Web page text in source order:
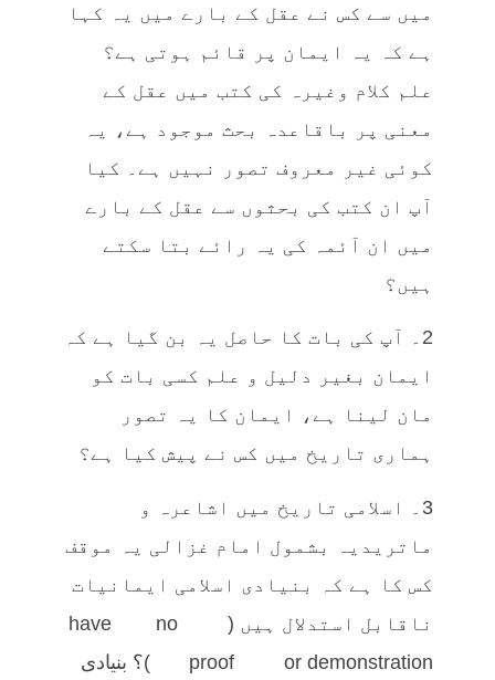
میں سے کس نے عقل کے بارے میں یہ کہا
ہے کہ یہ ایمان پر قائم ہوتی ہے؟
علم کلام وغیرہ کی کتب میں عقل کے
معنی پر باقاعدہ بحث موجود ہے، یہ
کوئی غیر معروف تصور نہیں ہے۔ کیا
آپ ان کتب کی بحثوں سے عقل کے بارے
میں ان آئمہ کی یہ رائے بتا سکتے
ہیں؟
2۔ آپ کی بات کا حاصل یہ بن گیا ہے کہ
ایمان بغیر دلیل و علم کسی بات کو
مان لینا ہے، ایمان کا یہ تصور
ہماری تاریخ میں کس نے پیش کیا ہے؟
3۔ اسلامی تاریخ میں اشاعرہ و
ماتریدیہ بشمول امام غزالی یہ موقف
کس کا ہے کہ بنیادی اسلامی ایمانیات
ناقابل استدلال ہیں ( have no
proof or demonstration)؟ بنیادی